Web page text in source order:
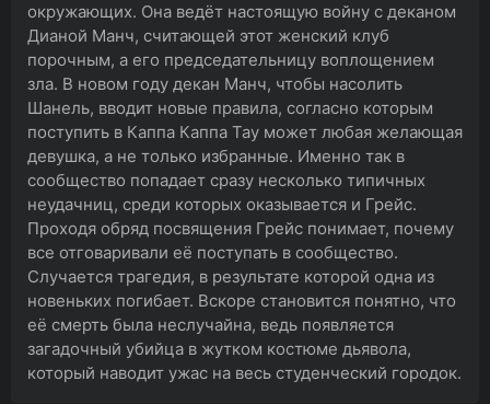
окружающих. Она ведёт настоящую войну с деканом
Дианой Манч, считающей этот женский клуб
порочным, а его председательницу воплощением
зла. В новом году декан Манч, чтобы насолить
Шанель, вводит новые правила, согласно которым
поступить в Каппа Каппа Тау может любая желающая
девушка, а не только избранные. Именно так в
сообщество попадает сразу несколько типичных
неудачниц, среди которых оказывается и Грейс.
Проходя обряд посвящения Грейс понимает, почему
все отговаривали её поступать в сообщество.
Случается трагедия, в результате которой одна из
новеньких погибает. Вскоре становится понятно, что
её смерть была неслучайна, ведь появляется
загадочный убийца в жутком костюме дьявола,
который наводит ужас на весь студенческий городок.